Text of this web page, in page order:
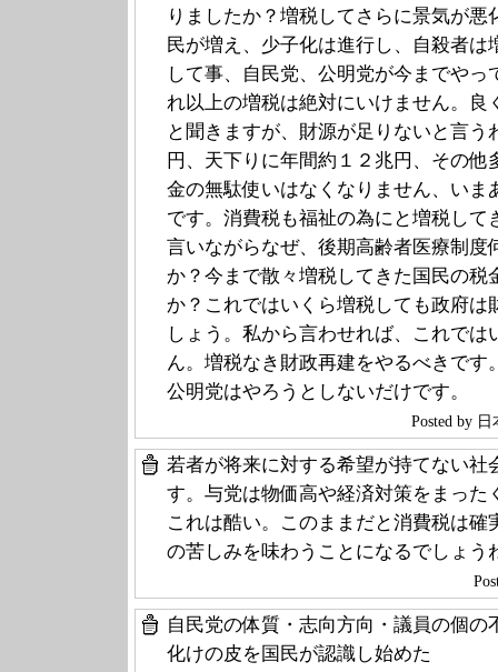
りましたか？増税してさらに景気が
民が増え、少子化は進行し、自殺者
して事、自民党、公明党が今までや
れ以上の増税は絶対にいけません。良
と聞きますが、財源が足りないと言
円、天下りに年間約１２兆円、その
金の無駄使いはなくなりません、いま
です。消費税も福祉の為にと増税して
言いながらなぜ、後期高齢者医療制度
か？今まで散々増税してきた国民の税
か？これではいくら増税しても政府は
しょう。私から言わせれば、これで
ん。増税なき財政再建をやるべきです
公明党はやろうとしないだけです。
Posted by
若者が将来に対する希望が持てない社
す。与党は物価高や経済対策をまった
これは酷い。このままだと消費税は
の苦しみを味わうことになるでしょう
自民党の体質・志向方向・議員の個
化けの皮を国民が認識し始めた